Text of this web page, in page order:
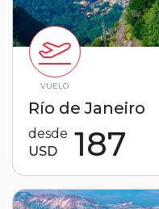
VUELO
Río de Janeiro
desde
USD
187